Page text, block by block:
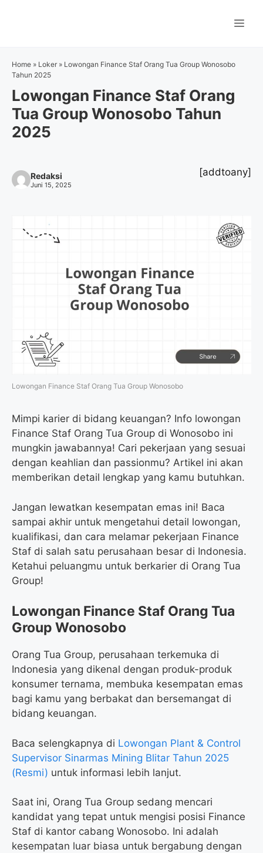
Home » Loker » Lowongan Finance Staf Orang Tua Group Wonosobo
Tahun 2025
Lowongan Finance Staf Orang
Tua Group Wonosobo Tahun
2025
Redaksi
Juni 15, 2025
[addtoany]
Lowongan Finance Staf Orang Tua Group Wonosobo
Mimpi karier di bidang keuangan? Info lowongan
Finance Staf Orang Tua Group di Wonosobo ini
mungkin jawabannya! Cari pekerjaan yang sesuai
dengan keahlian dan passionmu? Artikel ini akan
memberikan detail lengkap yang kamu butuhkan.
Jangan lewatkan kesempatan emas ini! Baca
sampai akhir untuk mengetahui detail lowongan,
kualifikasi, dan cara melamar pekerjaan Finance
Staf di salah satu perusahaan besar di Indonesia.
Ketahui peluangmu untuk berkarier di Orang Tua
Group!
Lowongan Finance Staf Orang Tua
Group Wonosobo
Orang Tua Group, perusahaan terkemuka di
Indonesia yang dikenal dengan produk-produk
konsumer ternama, membuka kesempatan emas
bagi kamu yang berbakat dan bersemangat di
bidang keuangan.
Baca selengkapnya di Lowongan Plant & Control
Supervisor Sinarmas Mining Blitar Tahun 2025
(Resmi) untuk informasi lebih lanjut.
Saat ini, Orang Tua Group sedang mencari
kandidat yang tepat untuk mengisi posisi Finance
Staf di kantor cabang Wonosobo. Ini adalah
kesempatan luar biasa untuk bergabung dengan